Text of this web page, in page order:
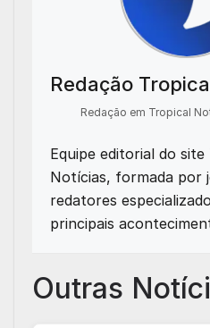
Redação
Redação em Tropical
Equipe editorial do site
Notícias, formada por
redatores
principais
Outras